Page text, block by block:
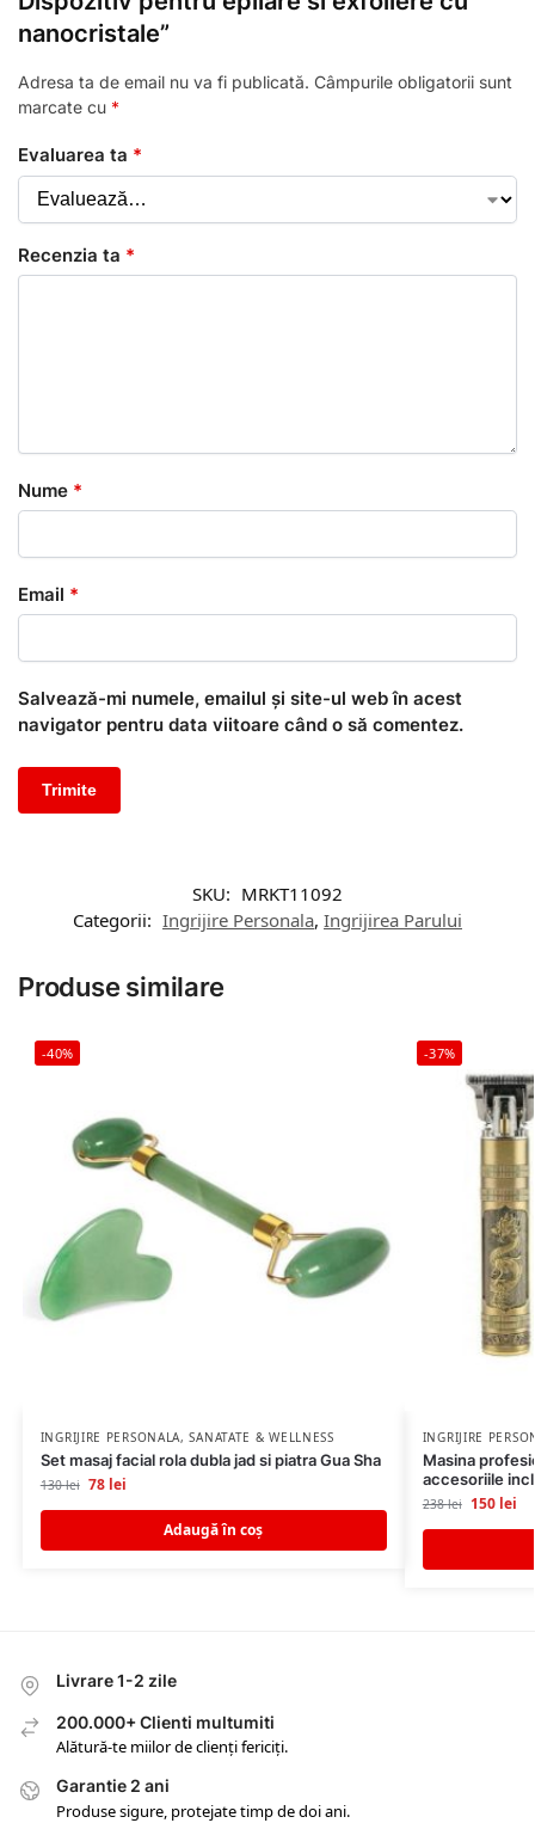
nanocristale”
Adresa ta de email nu va fi publicată. Câmpurile obligatorii sunt
marcate cu *
Evaluarea ta *
Recenzia ta *
Nume *
Email *
Salvează-mi numele, emailul și site-ul web în acest
navigator pentru data viitoare când o să comentez.
SKU: MRKT11092
Categorii: Ingrijire Personala, Ingrijirea Parului
Produse similare
-40%
INGRIJIRE PERSONALA,SANATATE & WELLNESS
Set masaj facial rola dubla jad si piatra Gua Sha
130lei 78 lei
Adaugă în coș
-37%
INGRIJIRE
Masina
accesoriile
238lei 150 lei
Livrare 1-2 zile
200.000+ Clienti multumiti
Alătură-te miilor de clienți fericiți.
Garantie 2 ani
Produse sigure, protejate timp de doi ani.